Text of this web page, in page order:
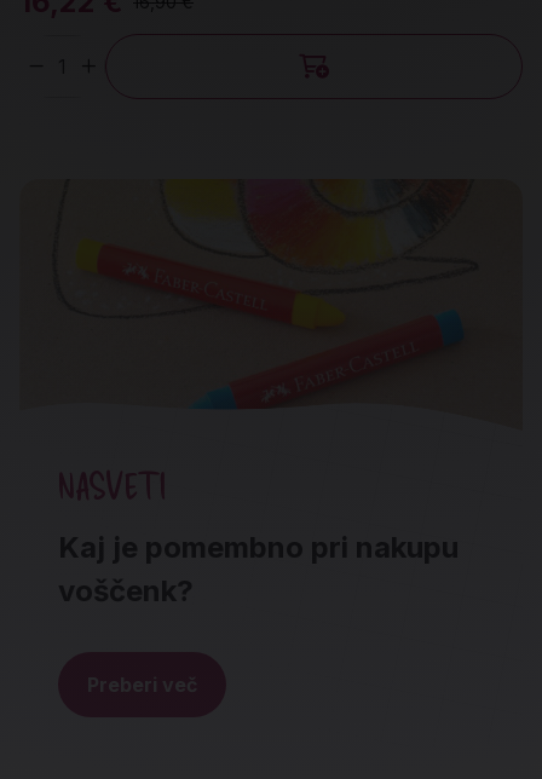
NASVETI
Kaj je pomembno pri nakupu
voščenk?
Preberi več